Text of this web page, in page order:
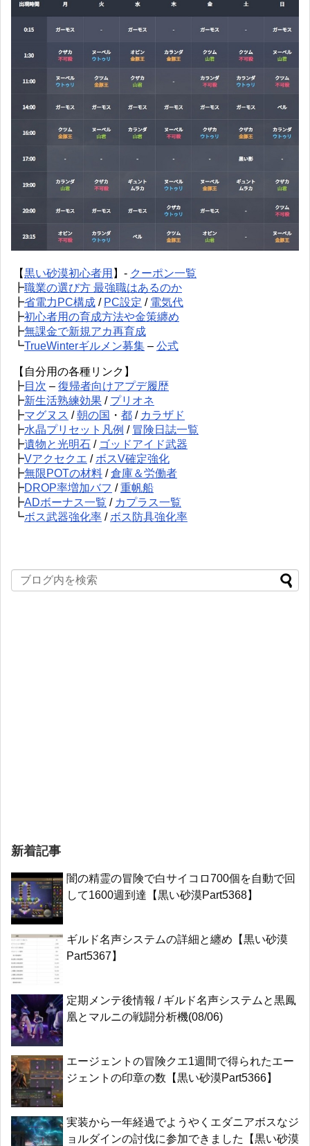
【黒い砂漠初心者用 】- クーポン一覧
┣職業の選び方 最強職はあるのか
┣省電力PC構成 / PC設定 / 電気代
┣初心者用の育成方法や金策纏め
┣無課金で新規アカ再育成
┗TrueWinterギルメン募集 – 公式
【自分用の各種リンク】
┣目次 – 復帰者向けアプデ履歴
┣新生活熟練効果 / プリオネ
┣マグヌス /朝の国 ・ 都 / カラザド
┣水晶プリセット凡例 / 冒険日誌一覧
┣遺物と光明石 / ゴッドアイド武器
┣Vアクセクエ / ボスV確定強化
┣無限POTの材料 /倉庫＆労働者
┣DROP率増加バフ /重帆船
┣ADボーナス一覧 / カプラス一覧
┗ボス武器強化率 / ボス防具強化率
新着記事
闇の精霊の冒険で白サイコロ700個を自動で回
して1600週到達【黒い砂漠Part5368】
ギルド名声システムの詳細と纏め【黒い砂漠
Part5367】
定期メンテ後情報 / ギルド名声システムと黒鳳
凰とマルニの戦闘分析機(08/06)
エージェントの冒険クエ1週間で得られたエー
ジェントの印章の数【黒い砂漠Part5366】
実装から一年経過でようやくエダニアボスなジ
ョルダインの討伐に参加できました【黒い砂漠